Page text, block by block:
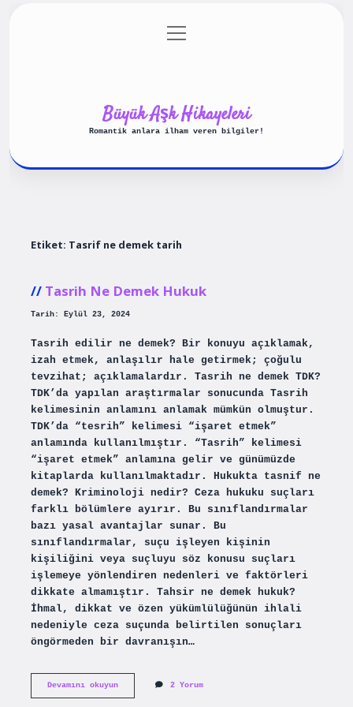
Gizlilik Politikası
menüyü
aç
Büyük Aşk Hikayeleri
Romantik anlara ilham veren bilgiler!
Etiket: Tasrif ne demek tarih
Tasrih Ne Demek Hukuk
Tarih: Eylül 23, 2024
Tasrih edilir ne demek? Bir konuyu açıklamak,
izah etmek, anlaşılır hale getirmek; çoğulu
tevzihat; açıklamalardır. Tasrih ne demek TDK?
TDK’da yapılan araştırmalar sonucunda Tasrih
kelimesinin anlamını anlamak mümkün olmuştur.
TDK’da “tesrih” kelimesi “işaret etmek”
anlamında kullanılmıştır. “Tasrih” kelimesi
“işaret etmek” anlamına gelir ve günümüzde
kitaplarda kullanılmaktadır. Hukukta tasnif ne
demek? Kriminoloji nedir? Ceza hukuku suçları
farklı bölümlere ayırır. Bu sınıflandırmalar
bazı yasal avantajlar sunar. Bu
sınıflandırmalar, suçu işleyen kişinin
kişiliğini veya suçluyu söz konusu suçları
işlemeye yönlendiren nedenleri ve faktörleri
dikkate almamıştır. Tahsir ne demek hukuk?
İhmal, dikkat ve özen yükümlülüğünün ihlali
nedeniyle ceza suçunda belirtilen sonuçları
öngörmeden bir davranışın…
Devamını okuyunTasrih
2 Yorum